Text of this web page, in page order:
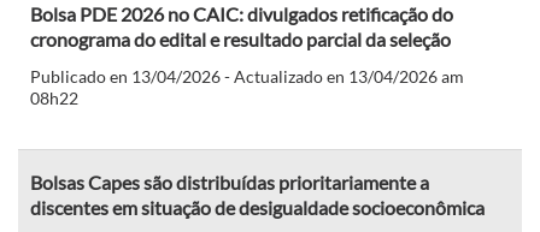
Bolsa PDE 2026 no CAIC: divulgados retificação do
cronograma do edital e resultado parcial da seleção
Publicado en 13/04/2026 - Actualizado en 13/04/2026 am
08h22
Bolsas Capes são distribuídas prioritariamente a
discentes em situação de desigualdade socioeconômica